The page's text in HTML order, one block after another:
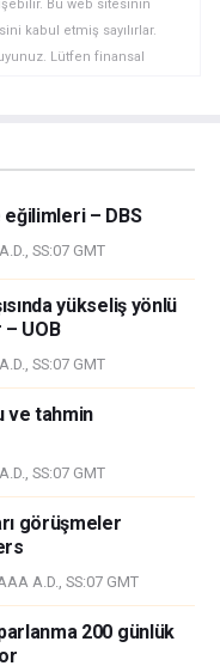
Bu web sitesinin
kabul etmiş sayılırlar.
Lütfen finansal
döviz ticaretini tercih
ifade edilen görüşler
görüşlerini ifade
bulunabilir. FXStreet
değildir.
araştırma, analiz, fiyatlar
bilgiler çalışanlar,
piyasa yorumu olarak
olarak ortaya
sınırlama olmaksızın
kabul etmemektedir.
– DBS
SS:07 GMT
yükseliş yönlü
UOB
SS:07 GMT
ve tahmin
SS:07 GMT
görüşmeler
A.D., SS:07 GMT
200 günlük